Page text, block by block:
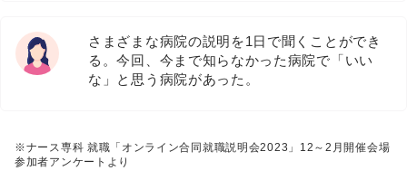
さまざまな病院の説明を1日で聞くことができ
る。今回、今まで知らなかった病院で「いい
な」と思う病院があった。
※ナース専科 就職「オンライン合同就職説明会2023」12～2月開催会場
参加者アンケートより